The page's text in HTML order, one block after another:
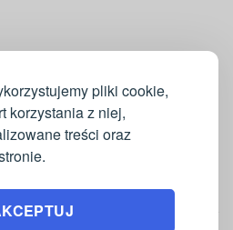
pliki cookie,
korzystania z niej,
treści oraz